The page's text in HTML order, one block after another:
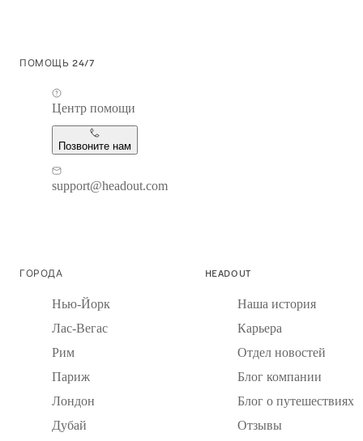
ПОМОЩЬ 24/7
Центр помощи
Позвоните нам
support@headout.com
ГОРОДА
Нью-Йорк
Лас-Вегас
Рим
Париж
Лондон
Дубай
HEADOUT
Наша история
Карьера
Отдел новостей
Блог компании
Блог о путешествиях
Отзывы